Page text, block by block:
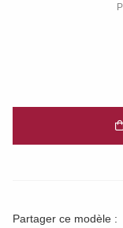
Partager ce modèle :